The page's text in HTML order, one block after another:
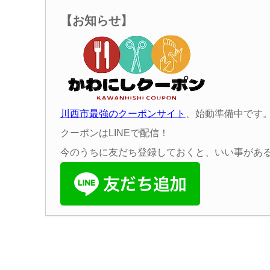
【お知らせ】
川西市最強のクーポンサイト
、始動準備中です。
クーポンはLINEで配信！
今のうちに友だち登録しておくと、いい事があ